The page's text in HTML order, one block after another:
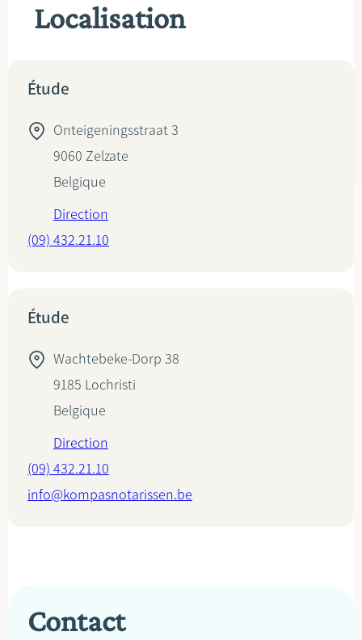
Localisation
Étude
Onteigeningsstraat 3
9060 Zelzate
Belgique
Direction
(09) 432.21.10
Étude
Wachtebeke-Dorp 38
9185 Lochristi
Belgique
Direction
(09) 432.21.10
info@kompasnotarissen.be
Contact